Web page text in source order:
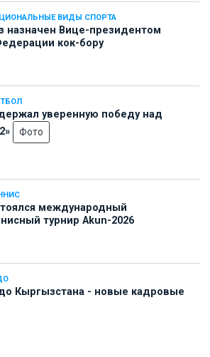
ВИДЫ СПОРТА
назначен Вице-президентом
кок-бору
уверенную победу над
Фото
международный
турнир Akun-2026
Кыргызстана - новые кадровые